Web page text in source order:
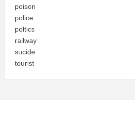
poison
police
poltics
railway
sucide
tourist